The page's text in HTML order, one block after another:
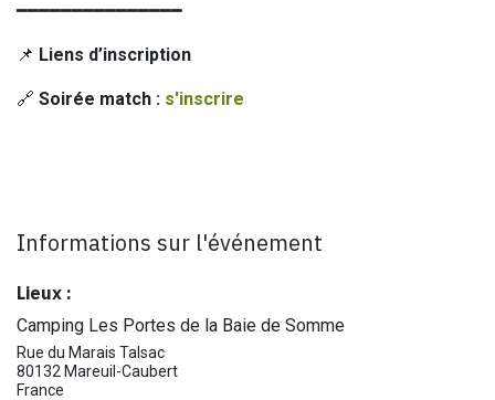
━━━━━━━━━━━━━━━
📌 Liens d’inscription
🔗 Soirée match : s'inscrire
Informations sur l'événement
Lieux :
Camping Les Portes de la Baie de Somme
Rue du Marais Talsac
80132 Mareuil-Caubert
France